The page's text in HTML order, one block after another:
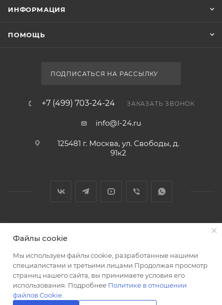
ИНФОРМАЦИЯ
ПОМОЩЬ
ПОДПИСАТЬСЯ НА РАССЫЛКУ
+7 (499) 703-24-24 ЗАКАЗАТЬ ЗВОНОК
info@l-24.ru
125481 г. Москва, ул. Свободы, д.
91к2
Разработка сайта
Файлы cookie
Мы используем файлы cookie, разработанные нашими
специалистами и третьими лицами.Продолжая просмотр
страниц нашего сайта, вы принимаете условия его
использования. Подробнее Политике в отношении
файлов Cookie